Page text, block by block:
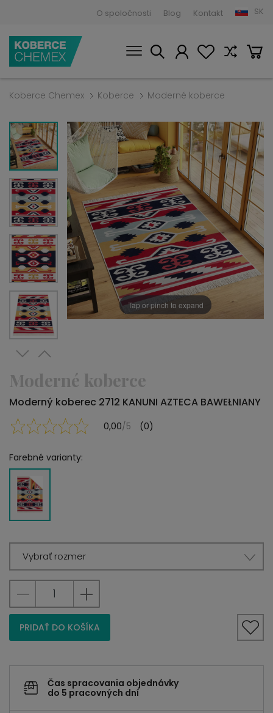
O spoločnosti Blog Kontakt SK
Koberce Chemex Koberce Moderné koberce
Tap or pinch to expand
Moderné koberce
Moderný koberec 2712 KANUNI AZTECA BAWEŁNIANY
0,00/5 (0)
Farebné varianty:
Vybrať rozmer
PRIDAŤ DO KOŠÍKA
Čas spracovania objednávky
do 5 pracovných dní